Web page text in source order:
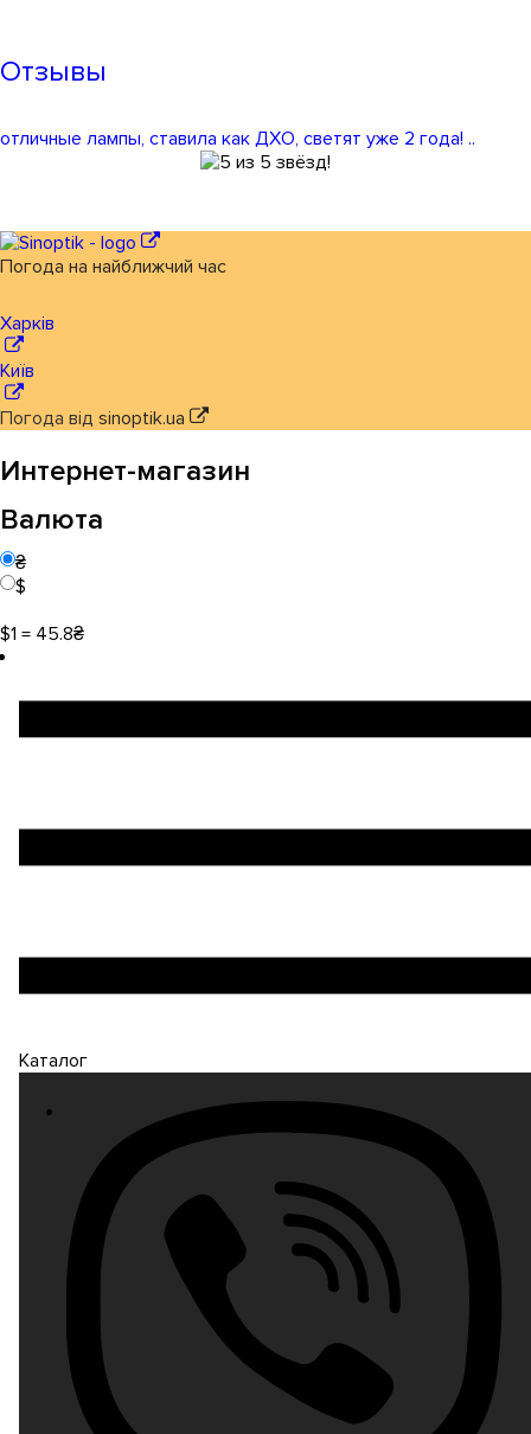
Отзывы
отличные лампы, ставила как ДХО, светят уже 2 года! ..
Погода на найближчий час
Харків
Київ
Погода від sinoptik.ua
Интернет-магазин
Валюта
₴
$
$1 = 45.8₴
Каталог